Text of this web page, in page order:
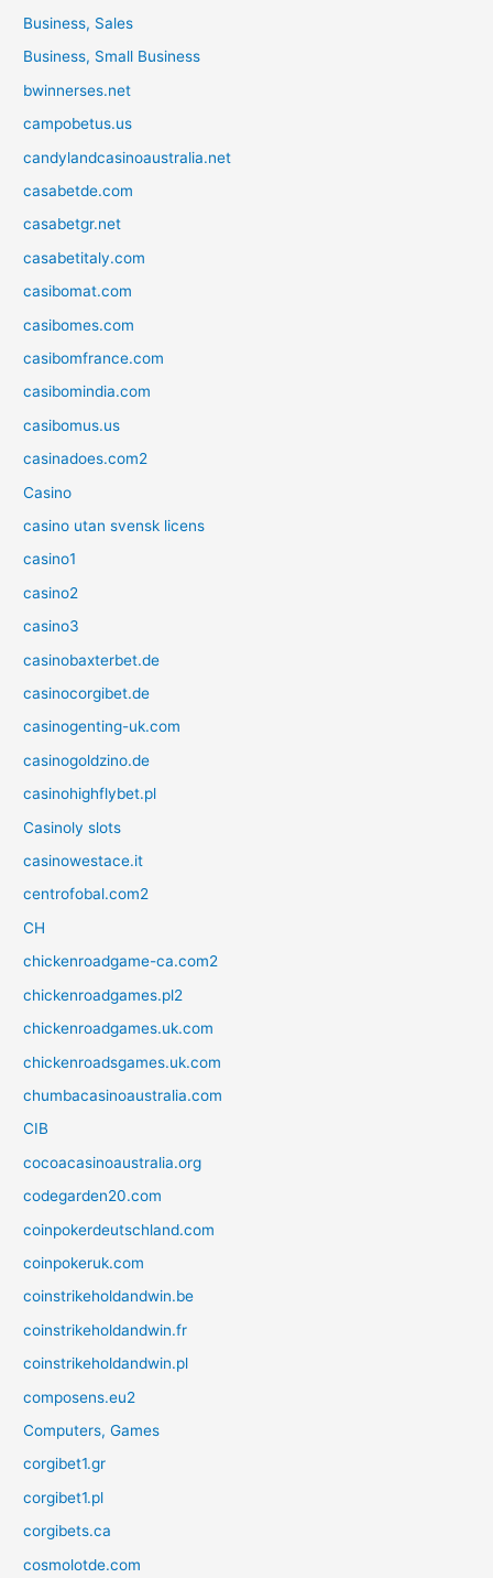
Business, Sales
Business, Small Business
bwinnerses.net
campobetus.us
candylandcasinoaustralia.net
casabetde.com
casabetgr.net
casabetitaly.com
casibomat.com
casibomes.com
casibomfrance.com
casibomindia.com
casibomus.us
casinadoes.com2
Casino
casino utan svensk licens
casino1
casino2
casino3
casinobaxterbet.de
casinocorgibet.de
casinogenting-uk.com
casinogoldzino.de
casinohighflybet.pl
Casinoly slots
casinowestace.it
centrofobal.com2
CH
chickenroadgame-ca.com2
chickenroadgames.pl2
chickenroadgames.uk.com
chickenroadsgames.uk.com
chumbacasinoaustralia.com
CIB
cocoacasinoaustralia.org
codegarden20.com
coinpokerdeutschland.com
coinpokeruk.com
coinstrikeholdandwin.be
coinstrikeholdandwin.fr
coinstrikeholdandwin.pl
composens.eu2
Computers, Games
corgibet1.gr
corgibet1.pl
corgibets.ca
cosmolotde.com